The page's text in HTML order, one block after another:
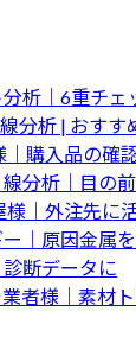
析｜6重チェ
分析 | おすす
｜購入品の確
分析｜目の
様｜外注先に
｜原因金属
断データに
者様｜素材